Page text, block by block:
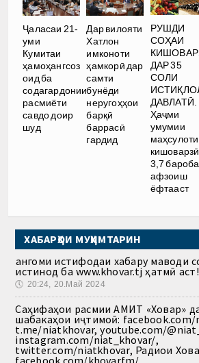
Ҷаласаи 21-
уми
Кумитаи
ҳамоҳангсоз
оид ба
содагардонии
расмиёти
савдо доир
шуд
Дар вилояти
Хатлон
имконоти
ҳамкорӣ дар
самти
бунёди
неругоҳҳои
барқӣ
баррасӣ
гардид
РУШДИ
СОҲАИ
ДАР 35
СОЛИ
ДАВЛАТӢ.
Ҳаҷми
умумии
маҳсулоти
кишоварзӣ
3,7
афзоиш
ёфтааст
ХАБАРҲОИ МУҲИМТАРИН
Ҳангоми истифодаи хабару маводи
истинод ба www.khovar.tj ҳатмӣ аст!
🕔 20:24, 20.Май 2024
Саҳифаҳои расмии АМИТ «Ховар»
шабакаҳои иҷтимоӣ: facebook.com/
t.me/niatkhovar, youtube.com/
instagram.com/niat_khovar/,
twitter.com/niatkhovar, Радиои